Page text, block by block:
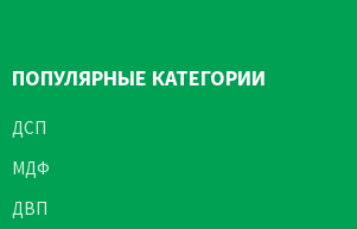
ПОПУЛЯРНЫЕ КАТЕГОРИИ
ДСП
МДФ
ДВП